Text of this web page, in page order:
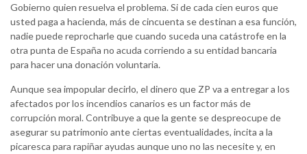
Gobierno quien resuelva el problema. Si de cada cien euros que
usted paga a hacienda, más de cincuenta se destinan a esa función,
nadie puede reprocharle que cuando suceda una catástrofe en la
otra punta de España no acuda corriendo a su entidad bancaria
para hacer una donación voluntaria.
Aunque sea impopular decirlo, el dinero que ZP va a entregar a los
afectados por los incendios canarios es un factor más de
corrupción moral. Contribuye a que la gente se despreocupe de
asegurar su patrimonio ante ciertas eventualidades, incita a la
picaresca para rapiñar ayudas aunque uno no las necesite y, en